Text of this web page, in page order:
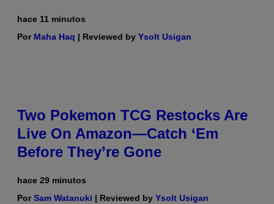
hace 11 minutos
Por Maha Haq | Reviewed by Ysolt Usigan
Two Pokemon TCG Restocks Are
Live On Amazon—Catch ‘Em
Before They’re Gone
hace 29 minutos
PorSam Watanuki | Reviewed by Ysolt Usigan